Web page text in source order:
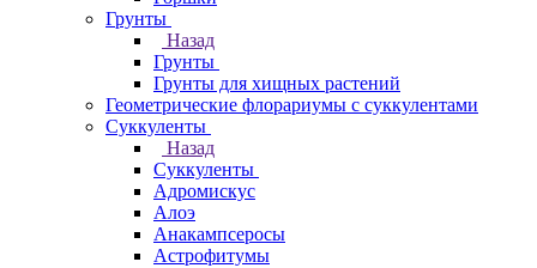
Грунты
Назад
Грунты
Грунты для хищных растений
Геометрические флорариумы с суккулентами
Суккуленты
Назад
Суккуленты
Адромискус
Алоэ
Анакампсеросы
Астрофитумы